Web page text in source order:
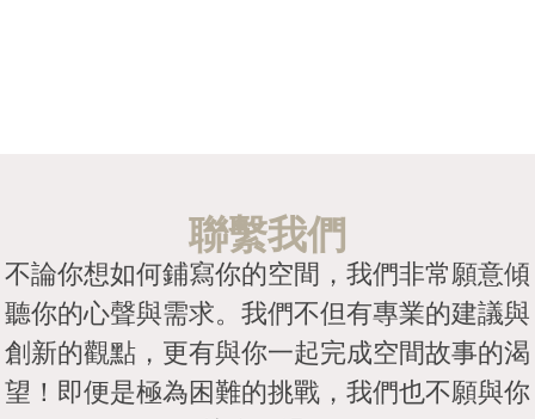
聯繫我們
不論你想如何鋪寫你的空間，我們非常願意傾
聽你的心聲與需求。我們不但有專業的建議與
創新的觀點，更有與你一起完成空間故事的渴
望！即便是極為困難的挑戰，我們也不願與你